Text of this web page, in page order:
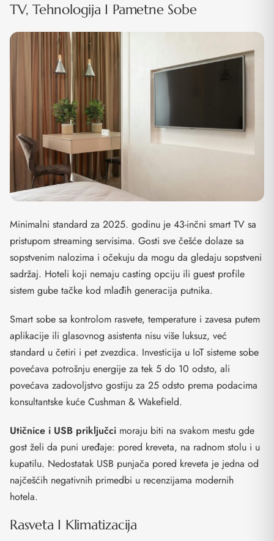
TV, Tehnologija I Pametne Sobe
Minimalni standard za 2025. godinu je 43-inčni smart TV sa
pristupom streaming servisima. Gosti sve češće dolaze sa
sopstvenim nalozima i očekuju da mogu da gledaju sopstveni
sadržaj. Hoteli koji nemaju casting opciju ili guest profile
sistem gube tačke kod mlađih generacija putnika.
Smart sobe sa kontrolom rasvete, temperature i zavesa putem
aplikacije ili glasovnog asistenta nisu više luksuz, već
standard u četiri i pet zvezdica. Investicija u IoT sisteme sobe
povećava potrošnju energije za tek 5 do 10 odsto, ali
povećava zadovoljstvo gostiju za 25 odsto prema podacima
konsultantske kuće Cushman & Wakefield.
Utičnice i USB priključci moraju biti na svakom mestu gde
gost želi da puni uređaje: pored kreveta, na radnom stolu i u
kupatilu. Nedostatak USB punjača pored kreveta je jedna od
najčešćih negativnih primedbi u recenzijama modernih
hotela.
Rasveta I Klimatizacija